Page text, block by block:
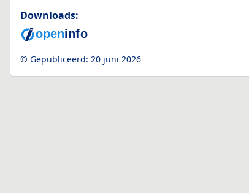
Downloads:
© Gepubliceerd: 20 juni 2026